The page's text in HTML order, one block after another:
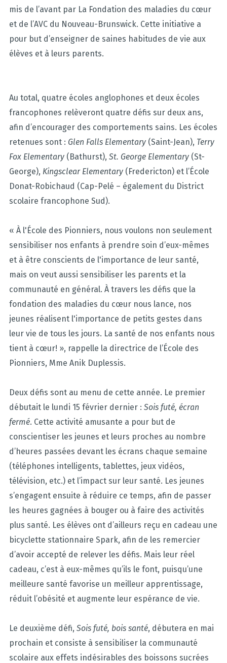
mis de l’avant par La Fondation des maladies du cœur
et de l’AVC du Nouveau-Brunswick. Cette initiative a
pour but d’enseigner de saines habitudes de vie aux
élèves et à leurs parents.
Au total, quatre écoles anglophones et deux écoles
francophones relèveront quatre défis sur deux ans,
afin d’encourager des comportements sains. Les écoles
retenues sont : Glen Falls Elementary(Saint-Jean), Terry
Fox Elementary(Bathurst), St. George Elementary(St-
George), Kingsclear Elementary(Fredericton) et l’École
Donat-Robichaud (Cap-Pelé – également du District
scolaire francophone Sud).
« À l'École des Pionniers, nous voulons non seulement
sensibiliser nos enfants à prendre soin d’eux-mêmes
et à être conscients de l'importance de leur santé,
mais on veut aussi sensibiliser les parents et la
communauté en général. À travers les défis que la
fondation des maladies du cœur nous lance, nos
jeunes réalisent l'importance de petits gestes dans
leur vie de tous les jours. La santé de nos enfants nous
tient à cœur! », rappelle la directrice de l’École des
Pionniers, Mme Anik Duplessis.
Deux défis sont au menu de cette année. Le premier
débutait le lundi 15 février dernier : Sois futé, écran
fermé. Cette activité amusante a pour but de
conscientiser les jeunes et leurs proches au nombre
d’heures passées devant les écrans chaque semaine
(téléphones intelligents, tablettes, jeux vidéos,
télévision, etc.) et l’impact sur leur santé. Les jeunes
s’engagent ensuite à réduire ce temps, afin de passer
les heures gagnées à bouger ou à faire des activités
plus santé. Les élèves ont d’ailleurs reçu en cadeau une
bicyclette stationnaire Spark, afin de les remercier
d’avoir accepté de relever les défis. Mais leur réel
cadeau, c’est à eux-mêmes qu’ils le font, puisqu’une
meilleure santé favorise un meilleur apprentissage,
réduit l’obésité et augmente leur espérance de vie.
Le deuxième défi, Sois futé, bois santé, débutera en mai
prochain et consiste à sensibiliser la communauté
scolaire aux effets indésirables des boissons sucrées